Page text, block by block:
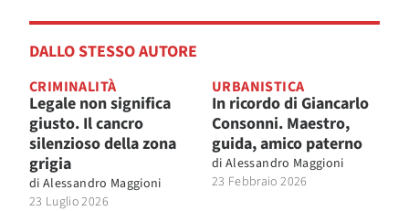
DALLO STESSO AUTORE
CRIMINALITÀ
Legale non significa
giusto. Il cancro
silenzioso della zona
grigia
di Alessandro Maggioni
23 Luglio 2026
URBANISTICA
In ricordo di Giancarlo
Consonni. Maestro,
guida, amico paterno
di Alessandro Maggioni
23 Febbraio 2026